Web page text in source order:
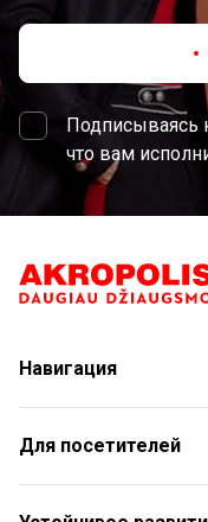
Подписываясь
что вам
Навигация
Магазины
Услуги
Рестораны и кафе
Для посетителей
План торгового